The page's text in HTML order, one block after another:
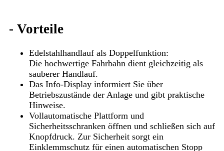
- Vorteile
Edelstahlhandlauf als Doppelfunktion:
Die hochwertige Fahrbahn dient gleichzeitig als
sauberer Handlauf.
Das Info-Display informiert Sie über
Betriebszustände der Anlage und gibt praktische
Hinweise.
Vollautomatische Plattform und
Sicherheitsschranken öffnen und schließen sich auf
Knopfdruck. Zur Sicherheit sorgt ein
Einklemmschutz für einen automatischen Stopp